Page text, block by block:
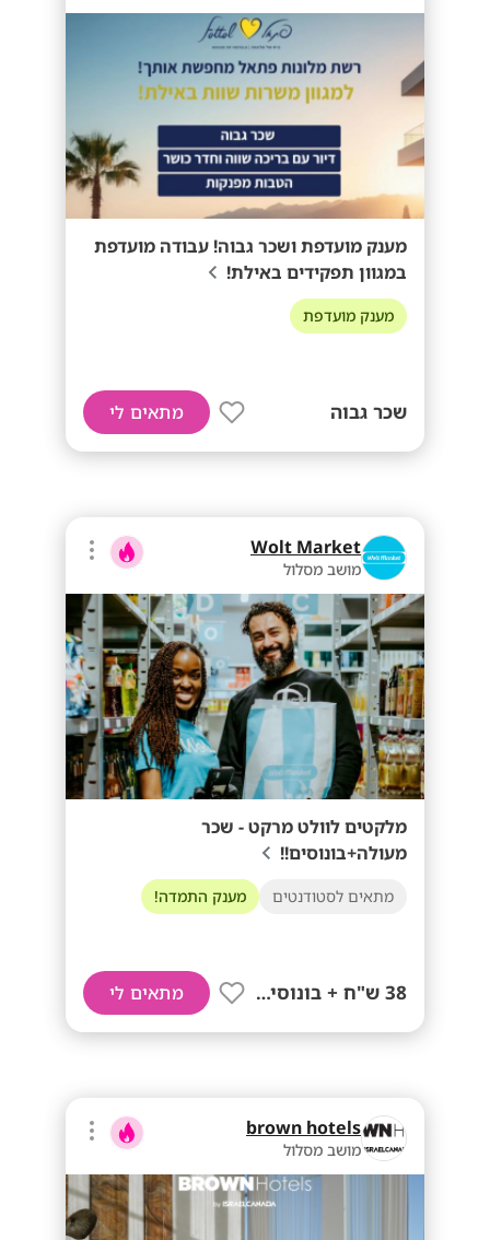
מענק מועדפת ושכר גבוה! עבודה מועדפת
במגוון תפקידים באילת!
מענק מועדפת
שכר גבוה מתאים לי
Wolt Market
מושב מסלול
מלקטים לוולט מרקט - שכר
מעולה+בונוסים!!
מתאים לסטודנטים מענק התמדה!
38 ש"ח + בונוסים!! מתאים לי
brown hotels
מושב מסלול